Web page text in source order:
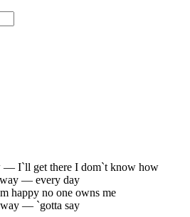
— I`ll get there I dom`t know how
— every day
happy no one owns me
— `gotta say